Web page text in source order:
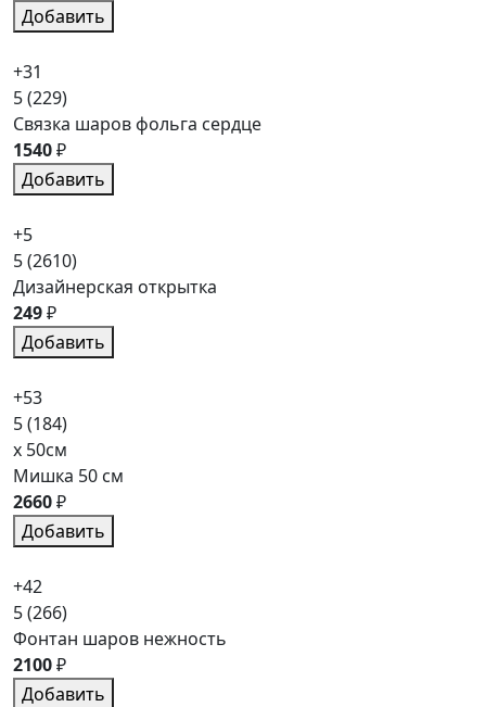
Добавить
+31
5(229)
Связка шаров фольга сердце
1540₽
Добавить
+5
5(2610)
Дизайнерская открытка
249₽
Добавить
+53
5(184)
x 50см
Мишка 50 см
2660₽
Добавить
+42
5(266)
Фонтан шаров нежность
2100₽
Добавить